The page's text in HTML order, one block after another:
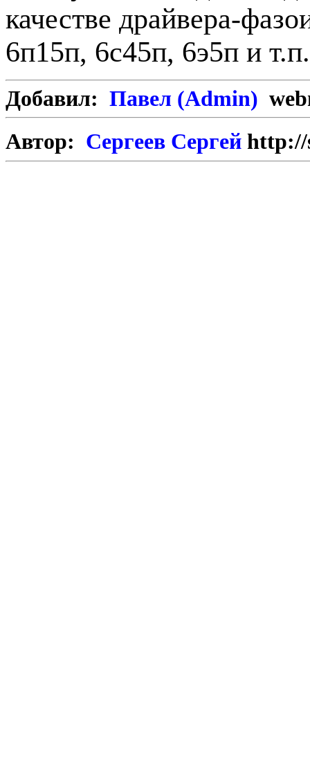
качестве драйвера-
6п15п, 6с45п, 6э5п и т.п.
Добавил: Павел (Admin)
Автор: Сергеев Сергей http://